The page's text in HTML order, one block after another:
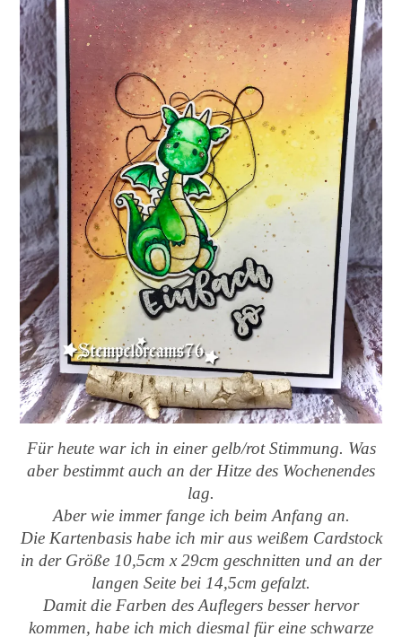
Für heute war ich in einer gelb/rot Stimmung. Was
aber bestimmt auch an der Hitze des Wochenendes
lag.
Aber wie immer fange ich beim Anfang an.
Die Kartenbasis habe ich mir aus weißem Cardstock
in der Größe 10,5cm x 29cm geschnitten und an der
langen Seite bei 14,5cm gefalzt.
Damit die Farben des Auflegers besser hervor
kommen, habe ich mich diesmal für eine schwarze